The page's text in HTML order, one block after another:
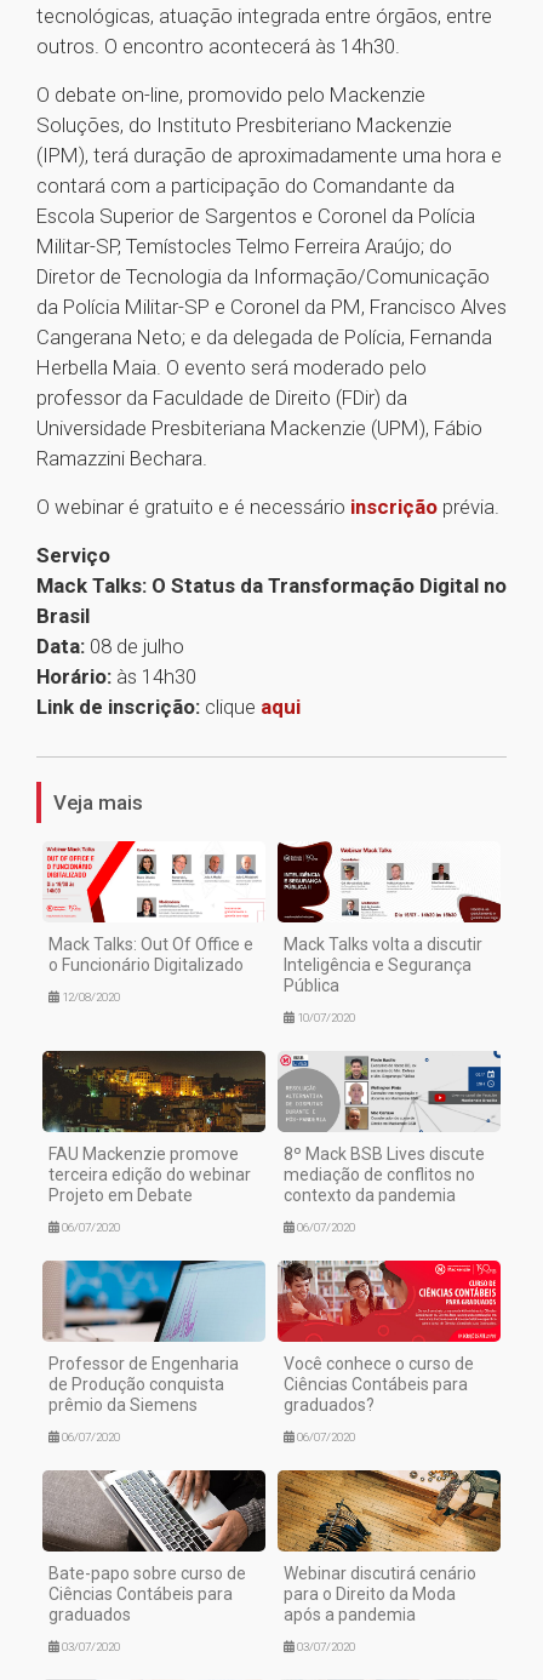
tecnológicas, atuação integrada entre órgãos, entre
outros. O encontro acontecerá às 14h30.
O debate on-line, promovido pelo Mackenzie
Soluções, do Instituto Presbiteriano Mackenzie
(IPM), terá duração de aproximadamente uma hora e
contará com a participação do Comandante da
Escola Superior de Sargentos e Coronel da Polícia
Militar-SP, Temístocles Telmo Ferreira Araújo; do
Diretor de Tecnologia da Informação/Comunicação
da Polícia Militar-SP e Coronel da PM, Francisco Alves
Cangerana Neto; e da delegada de Polícia, Fernanda
Herbella Maia. O evento será moderado pelo
professor da Faculdade de Direito (FDir) da
Universidade Presbiteriana Mackenzie (UPM), Fábio
Ramazzini Bechara.
O webinar é gratuito e é necessário inscrição prévia.
Serviço
Mack Talks: O Status da Transformação Digital no
Brasil
Data: 08 de julho
Horário: às 14h30
Link de inscrição: clique aqui
1
Veja mais
Mack Talks: Out Of Office e
o Funcionário Digitalizado
12/08/2020
Mack Talks volta a discutir
Inteligência e Segurança
Pública
10/07/2020
FAU Mackenzie promove
terceira edição do webinar
Projeto em Debate
06/07/2020
8º Mack BSB Lives discute
mediação de conflitos no
contexto da pandemia
06/07/2020
Professor de Engenharia
de Produção conquista
prêmio da Siemens
06/07/2020
Você conhece o curso de
Ciências Contábeis para
graduados?
06/07/2020
Bate-papo sobre curso de
Ciências Contábeis para
graduados
03/07/2020
Webinar discutirá cenário
para o Direito da Moda
após a pandemia
03/07/2020